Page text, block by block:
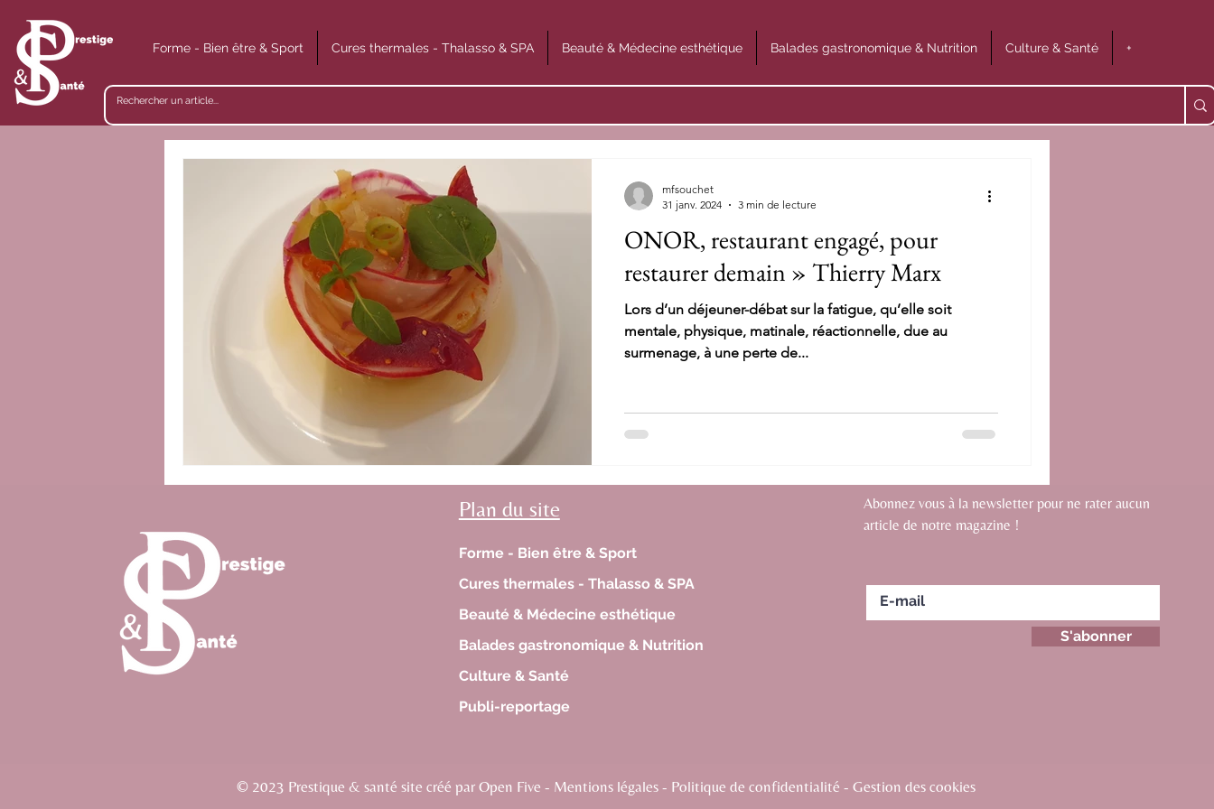
Forme - Bien être & Sport Cures thermales - Thalasso & SPA Beauté & Médecine esthétique Balades gastronomique & Nutrition Culture & Santé +
ONOR, restaurant engagé, pour
restaurer demain » Thierry Marx
Lors d’un déjeuner-débat sur la fatigue, qu’elle soit
mentale, physique, matinale, réactionnelle, due au
surmenage, à une perte de...
mfsouchet
31 janv. 2024
3 min de lecture
Plan du site
Forme - Bien être & Sport
Cures thermales - Thalasso & SPA
Beauté & Médecine esthétique
Balades gastronomique & Nutrition
Culture & Santé
Publi-reportage
Abonnez vous à la newsletter pour ne rater aucun
article de notre magazine !
S'abonner
© 2023 Prestique & santé site créé par Open Five - Mentions légales - Politique de confidentialité - Gestion des cookies